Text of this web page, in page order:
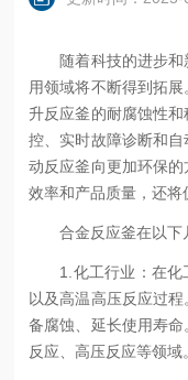
随着科技的进步和
用领域将不断得到拓
升反应釜的耐腐蚀性
控、实时故障诊断和
动反应釜向更加环保
效率和产品质量，还将
合金反应釜在以下
1.化工行业：在化
以及高温高压反应过
备腐蚀、延长使用寿
反应、高压反应等领域